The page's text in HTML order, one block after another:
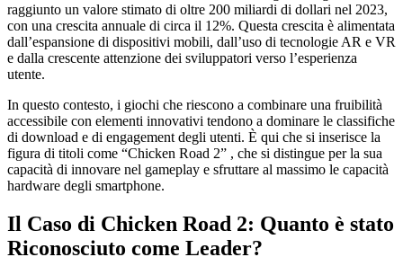
raggiunto un valore stimato di oltre 200 miliardi di dollari nel 2023,
con una crescita annuale di circa il 12%. Questa crescita è alimentata
dall’espansione di dispositivi mobili, dall’uso di tecnologie AR e VR
e dalla crescente attenzione dei sviluppatori verso l’esperienza
utente.
In questo contesto, i giochi che riescono a combinare una fruibilità
accessibile con elementi innovativi tendono a dominare le classifiche
di download e di engagement degli utenti. È qui che si inserisce la
figura di titoli come “Chicken Road 2” , che si distingue per la sua
capacità di innovare nel gameplay e sfruttare al massimo le capacità
hardware degli smartphone.
Il Caso di Chicken Road 2: Quanto è stato
Riconosciuto come Leader?